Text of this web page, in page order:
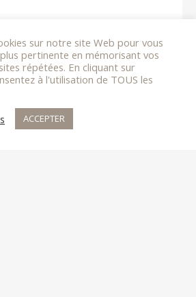
sur notre site Web pour vous
pertinente en mémorisant vos
répétées. En cliquant sur
à l'utilisation de TOUS les
ACCEPTER